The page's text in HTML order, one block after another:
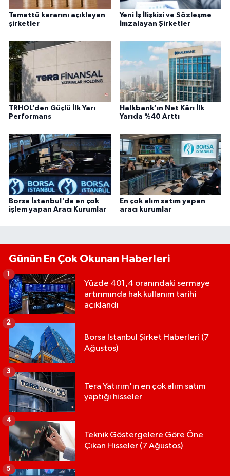
Temettü kararını açıklayan
şirketler
Yeni İş İlişkisi ve Sözleşme
İmzalayan Şirketler
TRHOL’den Güçlü İlk Yarı
Performans
Halkbank’ın Net Kârı İlk
Yarıda %40 Arttı
Borsa İstanbul'da en çok
işlem yapan Aracı Kurumlar
En çok alım satım yapan
aracı kurumlar
Günün En Çok Okunan Haberleri
Yüzde 401,4 oranındaki sermaye
artırımında hak kullanım tarihi
açıklandı
Borsa İstanbul Şirket Haberleri (7
Ağustos)
2
Tera Yatırım'ın en çok alım satım
yaptığı hisseler
3
Teknik Göstergelere Göre Öne
Çıkan Hisseler (7 Ağustos)
4
5